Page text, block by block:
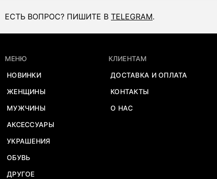
ЕСТЬ ВОПРОС? ПИШИТЕ В TELEGRAM.
МЕНЮ
НОВИНКИ
ЖЕНЩИНЫ
МУЖЧИНЫ
АКСЕССУАРЫ
УКРАШЕНИЯ
ОБУВЬ
ДРУГОЕ
КЛИЕНТАМ
ДОСТАВКА И ОПЛАТА
КОНТАКТЫ
О НАС